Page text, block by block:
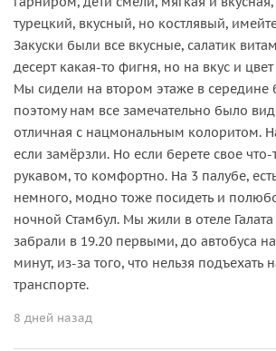
турецкий, вкусный, но костлявый,
Закуски были все вкусные, салатик
десерт какая-то фигня, но на вкус и
Мы сидели на втором этаже в середине
поэтому нам все замечательно было
отличная с нацмональным колоритом.
если замёрзли. Но если берете свое
рукавом, то комфортно. На 3 палубе,
немного, модно тоже посидеть и
ночной Стамбул. Мы жили в отеле Галата
забрали в 19.20 первыми, до автобуса
минут, из-за того, что нельзя подъехать
транспорте.
8 дней назад